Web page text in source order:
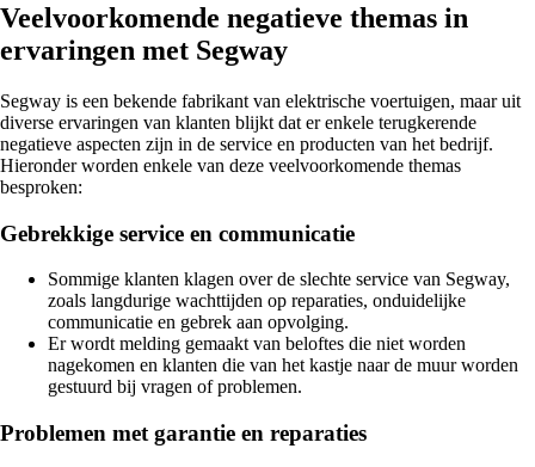
Veelvoorkomende negatieve themas in
ervaringen met Segway
Segway is een bekende fabrikant van elektrische voertuigen, maar uit
diverse ervaringen van klanten blijkt dat er enkele terugkerende
negatieve aspecten zijn in de service en producten van het bedrijf.
Hieronder worden enkele van deze veelvoorkomende themas
besproken:
Gebrekkige service en communicatie
Sommige klanten klagen over de slechte service van Segway,
zoals langdurige wachttijden op reparaties, onduidelijke
communicatie en gebrek aan opvolging.
Er wordt melding gemaakt van beloftes die niet worden
nagekomen en klanten die van het kastje naar de muur worden
gestuurd bij vragen of problemen.
Problemen met garantie en reparaties